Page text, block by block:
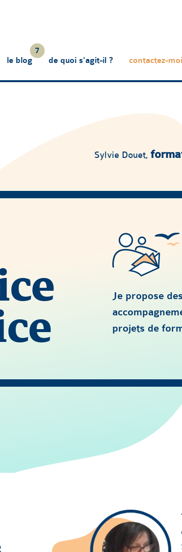
le blog
7
de quoi s'agit-il ?
contactez-moi
Sylvie Douet,
Je propose
projets de